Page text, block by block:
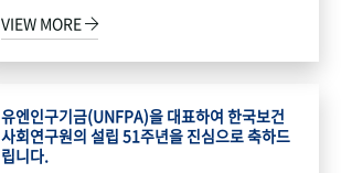
VIEW MORE
유엔인구기금(UNFPA)을 대표하여 한국보건
사회연구원의 설립 51주년을 진심으로 축하드
립니다.